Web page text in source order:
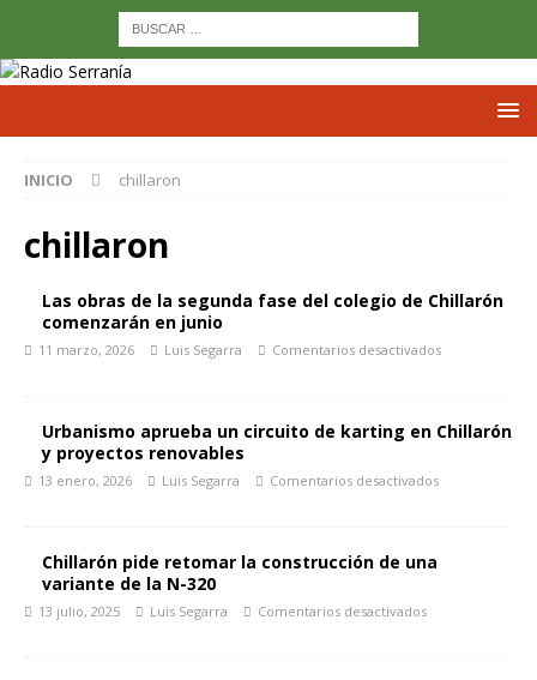
INICIO chillaron
chillaron
Las obras de la segunda fase del colegio de Chillarón
comenzarán en junio
11 marzo, 2026 Luis Segarra Comentarios desactivados
Urbanismo aprueba un circuito de karting en Chillarón
y proyectos renovables
13 enero, 2026 Luis Segarra Comentarios desactivados
Chillarón pide retomar la construcción de una
variante de la N-320
13 julio, 2025 Luis Segarra Comentarios desactivados